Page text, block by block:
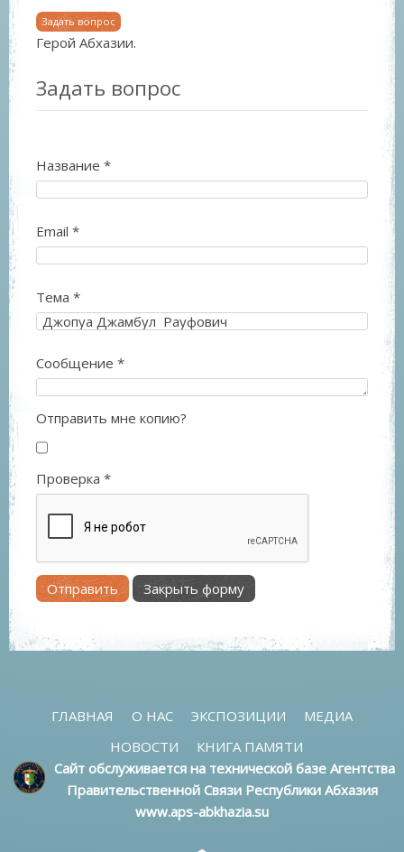
Задать вопрос
Герой Абхазии.
Задать вопрос
Название *
Email *
Тема *
Сообщение *
Отправить мне копию?
Проверка *
Отправить Закрыть форму
ГЛАВНАЯ О НАС ЭКСПОЗИЦИИ
МЕДИА
НОВОСТИ
КНИГА ПАМЯТИ
Сайт обслуживается на технической базе Агентства
Правительственной Связи Республики Абхазия
www.aps-abkhazia.su